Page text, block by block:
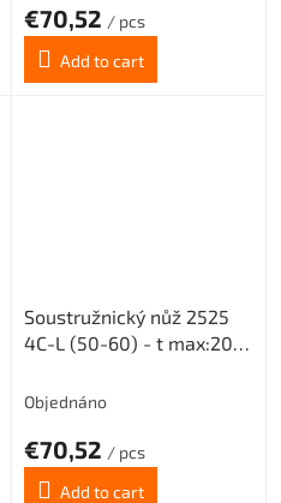
€70,52 / pcs
Add to cart
Soustružnický nůž 2525
4C-L (50-60) - t max:20
Objednáno
€70,52 / pcs
Add to cart